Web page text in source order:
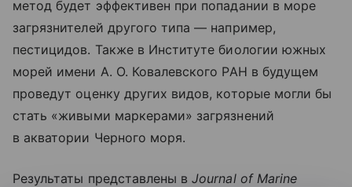
метод будет эффективен при попадании в море
загрязнителей другого типа — например,
пестицидов. Также в Институте биологии южных
морей имени А. О. Ковалевского РАН в будущем
проведут оценку других видов, которые могли бы
стать «живыми маркерами» загрязнений
в акватории Черного моря.
Результаты представлены вJournal of Marine